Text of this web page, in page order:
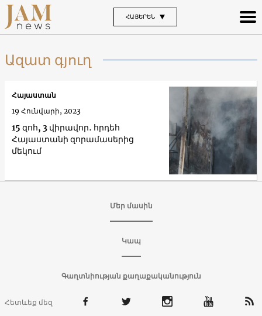
ՀԱՅԵՐԵՆ
Ազատ գյուղ
15 զոհ, 3 վիրավոր․ հրդեհ
Հայաստանի զորամասերից
մեկում
Հայաստան
19 Հունվարի, 2023
Մեր մասին
Կապ
Գաղտնիության քաղաքականություն
Հետևեք մեզ